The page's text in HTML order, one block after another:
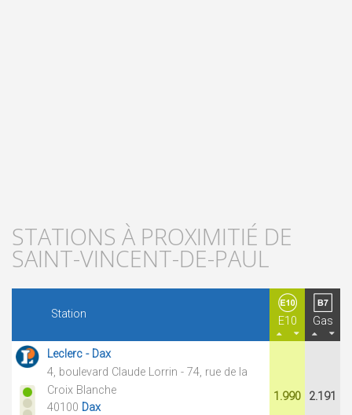
STATIONS À PROXIMITIÉ DE
SAINT-VINCENT-DE-PAUL
Station
E10 Gas
Leclerc - Dax
4, boulevard Claude Lorrin - 74, rue de la
Croix Blanche
40100 Dax
1.990 2.191